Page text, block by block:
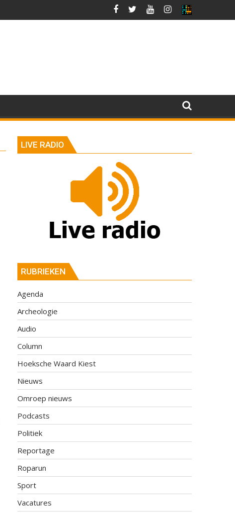
LIVE RADIO
RUBRIEKEN
Agenda
Archeologie
Audio
Column
Hoeksche Waard Kiest
Nieuws
Omroep nieuws
Podcasts
Politiek
Reportage
Roparun
Sport
Vacatures